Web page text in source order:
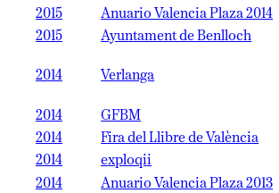
2015
Anuario Valencia Plaza 2014
2015
Ayuntament de Benlloch
2014
Verlanga
2014
GFBM
2014
Fira del Llibre de València
2014
exploqii
2014
Anuario Valencia Plaza 2013